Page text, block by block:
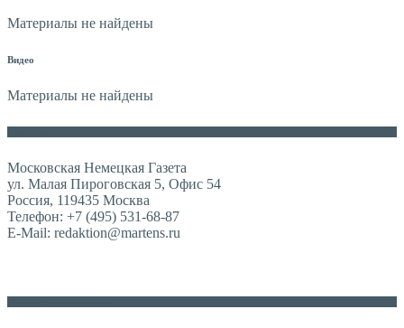
Материалы не найдены
Видео
Материалы не найдены
Московская Немецкая Газета
ул. Малая Пироговская 5, Офис 54
Россия, 119435 Москва
Телефон: +7 (495) 531-68-87
E-Mail: redaktion@martens.ru